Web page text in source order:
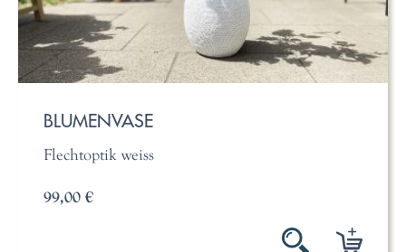
BLUMENVASE
Flechtoptik weiss
99,00 €